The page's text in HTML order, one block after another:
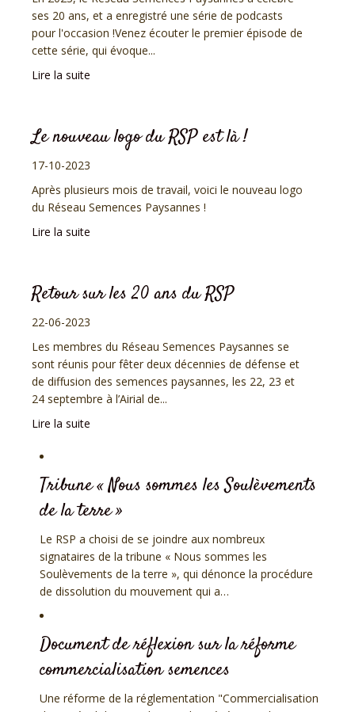
ses 20 ans, et a enregistré une série de podcasts
pour l'occasion !Venez écouter le premier épisode de
cette série, qui évoque...
Lire la suite
Le nouveau logo du RSP est là !
17-10-2023
Après plusieurs mois de travail, voici le nouveau logo
du Réseau Semences Paysannes !
Lire la suite
Retour sur les 20 ans du RSP
22-06-2023
Les membres du Réseau Semences Paysannes se
sont réunis pour fêter deux décennies de défense et
de diffusion des semences paysannes, les 22, 23 et
24 septembre à l’Airial de...
Lire la suite
Tribune « Nous sommes les Soulèvements
de la terre »
Le RSP a choisi de se joindre aux nombreux
signataires de la tribune « Nous sommes les
Soulèvements de la terre », qui dénonce la procédure
de dissolution du mouvement qui a…
Document de réflexion sur la réforme
commercialisation semences
Une réforme de la réglementation "Commercialisation